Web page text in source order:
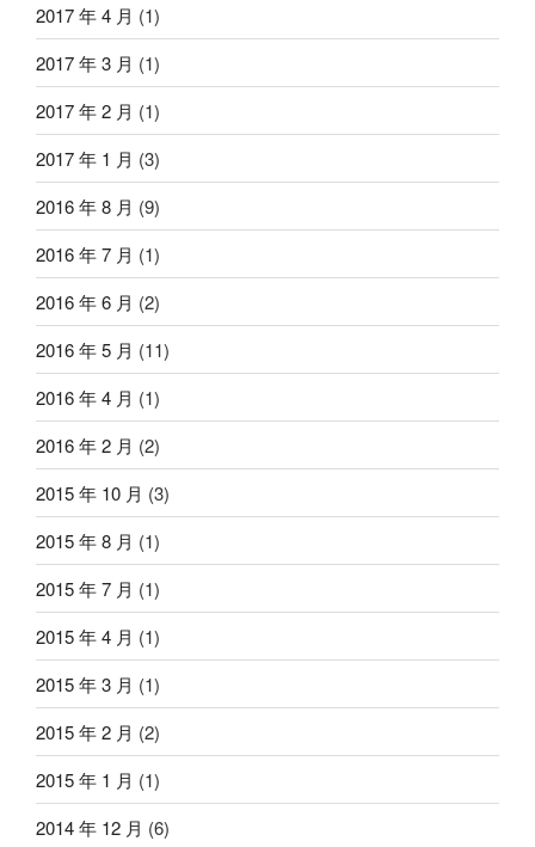
2017 年 4 月 (1)
2017 年 3 月 (1)
2017 年 2 月 (1)
2017 年 1 月 (3)
2016 年 8 月 (9)
2016 年 7 月 (1)
2016 年 6 月 (2)
2016 年 5 月 (11)
2016 年 4 月 (1)
2016 年 2 月 (2)
2015 年 10 月 (3)
2015 年 8 月 (1)
2015 年 7 月 (1)
2015 年 4 月 (1)
2015 年 3 月 (1)
2015 年 2 月 (2)
2015 年 1 月 (1)
2014 年 12 月 (6)